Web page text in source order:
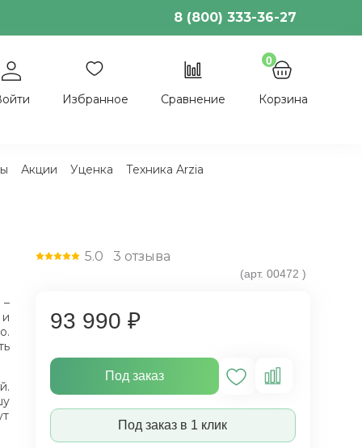
8 (800) 333-36-27
Избранное Сравнение
0
Корзина
Акции Уценка Техника Arzia
5.0 3 отзыва
(арт. 00472 )
93 990 ₽
Под заказ
Под заказ в 1 клик